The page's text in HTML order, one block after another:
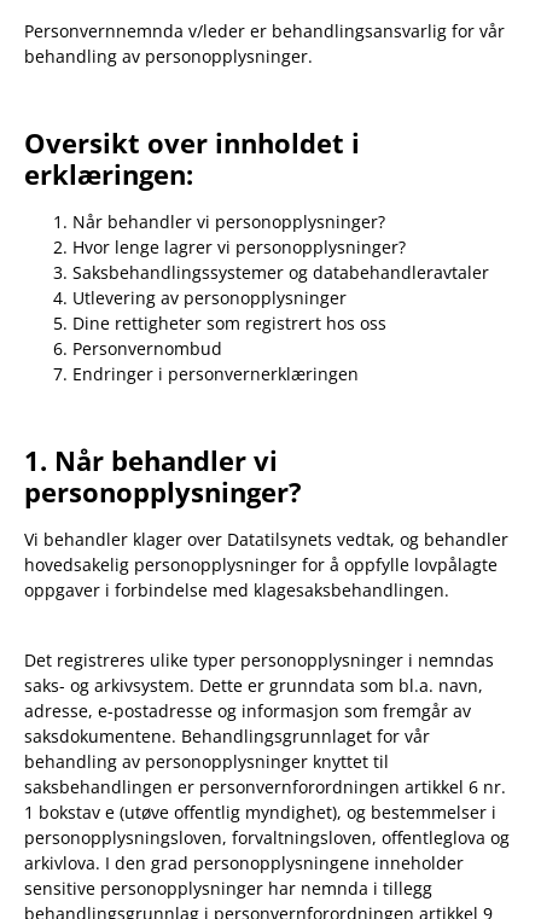
Personvernnemnda v/leder er behandlingsansvarlig for vår
behandling av personopplysninger.
Oversikt over innholdet i
erklæringen:
Når behandler vi personopplysninger?
Hvor lenge lagrer vi personopplysninger?
Saksbehandlingssystemer og databehandleravtaler
Utlevering av personopplysninger
Dine rettigheter som registrert hos oss
Personvernombud
Endringer i personvernerklæringen
1. Når behandler vi
personopplysninger?
Vi behandler klager over Datatilsynets vedtak, og behandler
hovedsakelig personopplysninger for å oppfylle lovpålagte
oppgaver i forbindelse med klagesaksbehandlingen.
Det registreres ulike typer personopplysninger i nemndas
saks- og arkivsystem. Dette er grunndata som bl.a. navn,
adresse, e-postadresse og informasjon som fremgår av
saksdokumentene. Behandlingsgrunnlaget for vår
behandling av personopplysninger knyttet til
saksbehandlingen er personvernforordningen artikkel 6 nr.
1 bokstav e (utøve offentlig myndighet), og bestemmelser i
personopplysningsloven, forvaltningsloven, offentleglova og
arkivlova. I den grad personopplysningene inneholder
sensitive personopplysninger har nemnda i tillegg
behandlingsgrunnlag i personvernforordningen artikkel 9